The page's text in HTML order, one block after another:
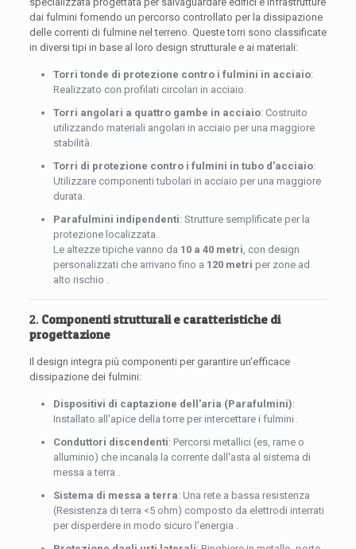
dai fulmini fornendo un percorso controllato per la dissipazione
delle correnti di fulmine nel terreno. Queste torri sono classificate
in diversi tipi in base al loro design strutturale e ai materiali:
Torri tonde di protezione contro i fulmini in acciaio:
Realizzato con profilati circolari in acciaio.
Torri angolari a quattro gambe in acciaio: Costruito
utilizzando materiali angolari in acciaio per una maggiore
stabilità.
Torri di protezione contro i fulmini in tubo d'acciaio:
Utilizzare componenti tubolari in acciaio per una maggiore
durata.
Parafulmini indipendenti: Strutture semplificate per la
protezione localizzata.
Le altezze tipiche vanno da 10 a 40 metri, con design
personalizzati che arrivano fino a 120 metri per zone ad
alto rischio .
2. Componenti strutturali e caratteristiche di
progettazione
Il design integra più componenti per garantire un'efficace
dissipazione dei fulmini:
Dispositivi di captazione dell'aria (Parafulmini):
Installato all'apice della torre per intercettare i fulmini .
Conduttori discendenti: Percorsi metallici (es, rame o
alluminio) che incanala la corrente dall'asta al sistema di
messa a terra .
Sistema di messa a terra: Una rete a bassa resistenza
(Resistenza di terra <5 ohm) composto da elettrodi interrati
per disperdere in modo sicuro l'energia .